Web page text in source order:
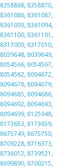
8358868, 8358870,
8361086, 8361087,
8361093, 8361094,
8361100, 8361101 ,
8317009, 8317010,
8039648, 8039649,
8054566, 8054567,
8054582, 8094672,
8094678, 8094679,
8094685, 8094686,
8094692, 8094693,
8094699, 8125948,
8173653, 8173659,
8675749, 8675750,
8709228, 8716373,
8736012, 8739521 ,
8699890, 8700215,